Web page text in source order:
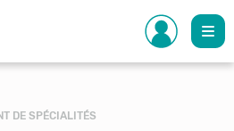
DE SPÉCIALITÉS